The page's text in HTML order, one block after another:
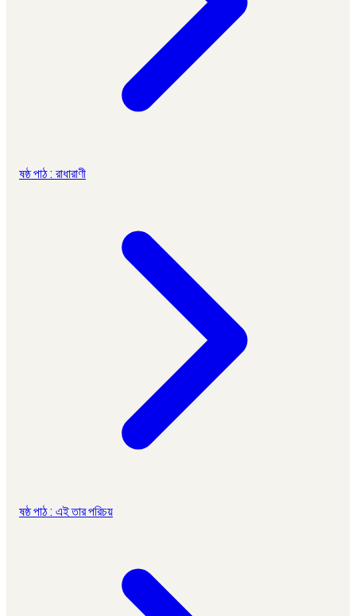
ষষ্ঠ পাঠ : রাধারাণী
ষষ্ঠ পাঠ : এই তার পরিচয়